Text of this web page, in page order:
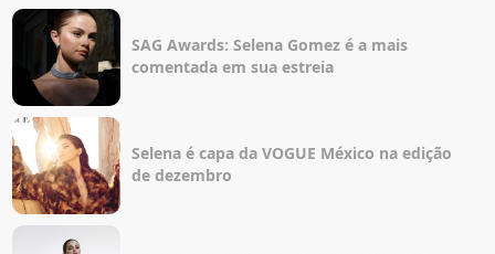
SAG Awards: Selena Gomez é a mais
comentada em sua estreia
Selena é capa da VOGUE México na edição
de dezembro